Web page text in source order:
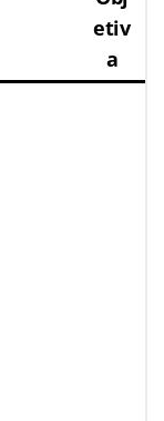
etiv
a